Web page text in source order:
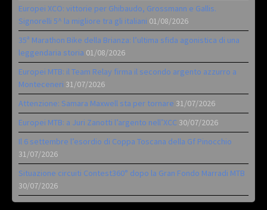
Europei XCO: vittorie per Ghibaudo, Grossmann e Gallis.
Signorelli 5^ la migliore tra gli italiani 01/08/2026
35ª Marathon Bike della Brianza: l’ultima sfida agonistica di una
leggendaria storia 01/08/2026
Europei MTB: il Team Relay firma il secondo argento azzurro a
Monteceneri 31/07/2026
Attenzione: Samara Maxwell sta per tornare 31/07/2026
Europei MTB: a Juri Zanotti l’argento nell’XCC 30/07/2026
Il 6 settembre l’esordio di Coppa Toscana della Gf Pinocchio
31/07/2026
Situazione circuiti Contest360° dopo la Gran Fondo Marradi MTB
30/07/2026